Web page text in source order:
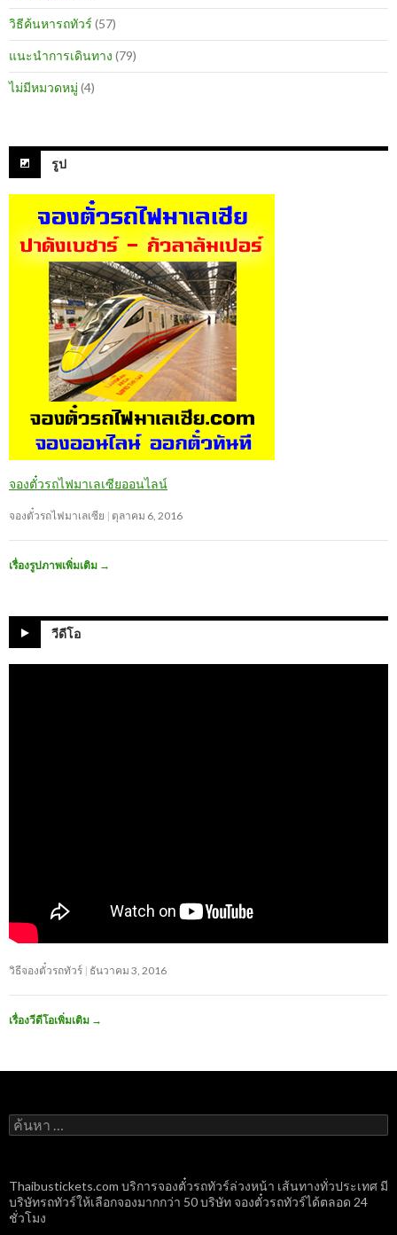
วิธีค้นหารถทัวร์ (57)
แนะนำการเดินทาง (79)
ไม่มีหมวดหมู่ (4)
รูป
จองตั๋วรถไฟมาเลเซียออนไลน์
จองตั๋วรถไฟมาเลเซีย ตุลาคม 6, 2016
เรื่องรูปภาพเพิ่มเติม →
วีดีโอ
วิธีจองตั๋วรถทัวร์ ธันวาคม 3, 2016
เรื่องวีดีโอเพิ่มเติม →
ค้นหา
สำหรับ:
Thaibustickets.com บริการจองตั๋วรถทัวร์ล่วงหน้า เส้นทางทั่วประเทศ มี
บริษัทรถทัวร์ให้เลือกจองมากกว่า 50 บริษัท จองตั๋วรถทัวร์ได้ตลอด 24
ชั่วโมง